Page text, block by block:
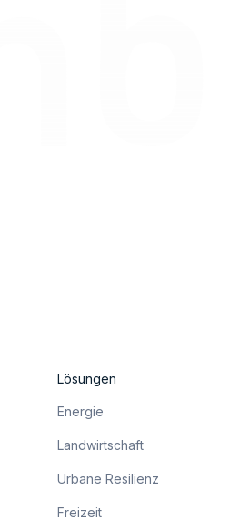
Lösungen
Energie
Landwirtschaft
Urbane Resilienz
Freizeit